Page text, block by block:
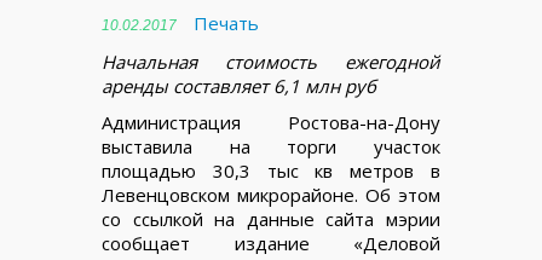
10.02.2017
Печать
Начальная стоимость ежегодной
аренды составляет 6,1 млн руб
Администрация Ростова-на-Дону
выставила на торги участок
площадью 30,3 тыс кв метров в
Левенцовском микрорайоне. Об этом
со ссылкой на данные сайта мэрии
сообщает издание «Деловой